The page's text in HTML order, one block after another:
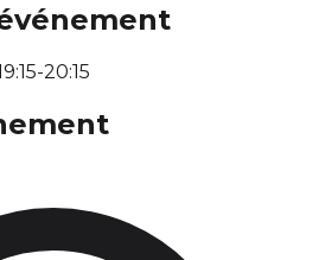
20:15